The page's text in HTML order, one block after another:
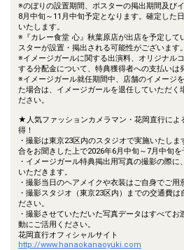
※のぼりの設置期間、ポスターの掲出期間及び
8月中旬～11月中旬予定となります。確定した
いたします。
※『カレー食堂 心』秋葉原店が出店を予定して
スターが設置・掲出される可能性がございます。
※イメージガールに関する出演料、オリジナル
する分配金について、特典獲得者への支払いは
※イメージガール就任期間中、店舗のイメージ
た場合は、イメージガールを退任していただく
ださい。
★人気ファッションカメラマン・花岡直行によ
得！
・撮影は東京23区内のスタジオで実施いたし
合をお聞きした上で2026年6月中旬～7月中旬を
・イメージガール特典掲出用写真の撮影の際
いただきます。
・撮影当日のヘアメイクや衣装はご自身でご用
・撮影スタジオ（東京23区内）までの交通費
ださい。
・撮影させていただいた写真データはすべて
動にご活用ください。
花岡直行オフィシャルサイト
http://www.hanaokanaoyuki.com